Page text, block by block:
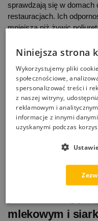
sprawdzają się w
restauracjach. Ich
mniejsza niż żywic
wyróżnia się jednak
wykończeniu matowym,
Jednocześnie można
więc różnorodne wzory, a
kolorystyczne. Można
czy też 2D. Co ciekawe
do wykonaniablatów, np.
Żywica
mlekowym i
Niniejsza strona
Wykorzystujemy pliki
społecznościowe,
spersonalizować treści i
z naszej witryny,
reklamowym i
informacje z innymi
uzyskanymi podczas